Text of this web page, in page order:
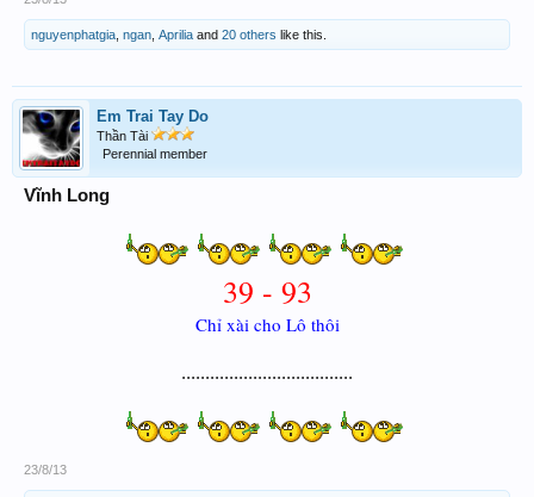
nguyenphatgia ngan Aprilia and 20 others like this.
Em Trai Tay Do
Thần Tài
Perennial member
Vĩnh Long
39 - 93
Chỉ xài cho Lô thôi
....................................
23/8/13